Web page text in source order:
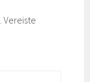
Vereiste